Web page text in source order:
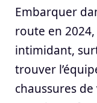
Embarquer
route en 2024,
intimidant,
trouver
chaussures